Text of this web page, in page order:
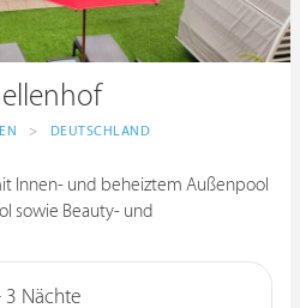
> DEUTSCHLAND
Innen- und beheiztem Außenpool
sowie Beauty- und
3 Nächte